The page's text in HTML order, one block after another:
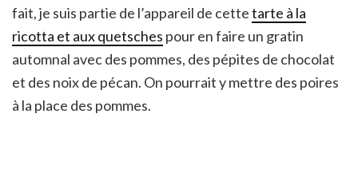
fait, je suis partie de l’appareil de cettetarte à la
ricotta et aux quetsches pour en faire un gratin
automnal avec des pommes, des pépites de chocolat
et des noix de pécan. On pourrait y mettre des poires
à la place des pommes.